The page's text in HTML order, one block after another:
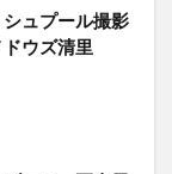
ュプール撮影
ウズ清里